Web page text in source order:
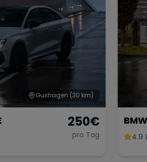
Guxhagen (30 km)
250€
pro Tag 4.9